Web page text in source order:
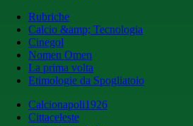
Rubriche
Calcio &amp; Tecnologia
Cinegol
Nomen Omen
La prima volta
Etimologie da Spogliatoio
Calcionapoli1926
Cittaceleste